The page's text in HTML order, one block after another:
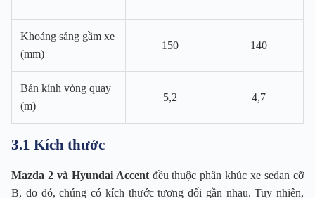
Khoảng sáng gầm xe
(mm)
150 140
Bán kính vòng quay
(m)
5,2 4,7
3.1 Kích thước
Mazda 2 và Hyundai Accentđều thuộc phân khúc xe sedan cỡ
B, do đó, chúng có kích thước tương đối gần nhau. Tuy nhiên,